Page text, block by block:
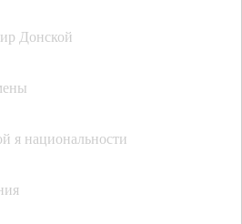
Донской
я национальности